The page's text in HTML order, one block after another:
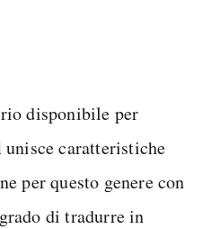
disponibile per
unisce caratteristiche
per questo genere con
di tradurre in